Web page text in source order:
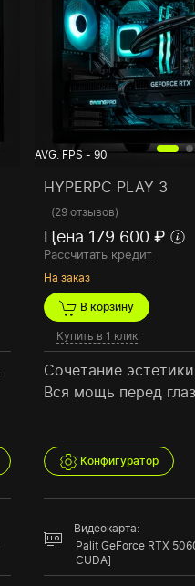
AVG. FPS - 90
HYPERPC PLAY 3
(29 отзывов)
Цена 179 600 ₽
Рассчитать кредит
На заказ
В корзину
Купить в 1 клик
Сочетание
Вся мощь перед
Конфигуратор
Видеокарта:
Palit GeForce RTX
CUDA]